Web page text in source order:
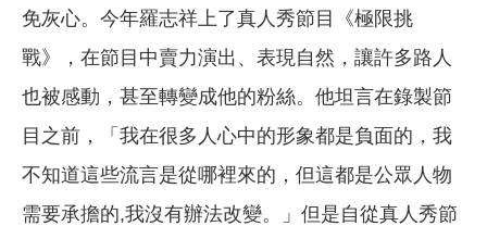
免灰心。今年羅志祥上了真人秀節目《極限挑
戰》，在節目中賣力演出、表現自然，讓許多路人
也被感動，甚至轉變成他的粉絲。他坦言在錄製節
目之前，「我在很多人心中的形象都是負面的，我
不知道這些流言是從哪裡來的，但這都是公眾人物
需要承擔的,我沒有辦法改變。」但是自從真人秀節